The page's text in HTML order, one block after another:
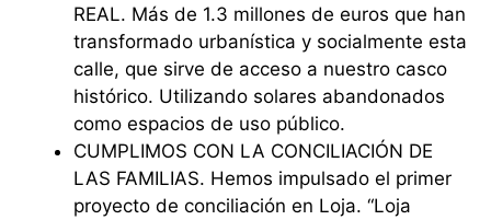
REAL. Más de 1.3 millones de euros que han
transformado urbanística y socialmente esta
calle, que sirve de acceso a nuestro casco
histórico. Utilizando solares abandonados
como espacios de uso público.
⁠CUMPLIMOS CON LA CONCILIACIÓN DE
LAS FAMILIAS. Hemos impulsado el primer
proyecto de conciliación en Loja. “Loja